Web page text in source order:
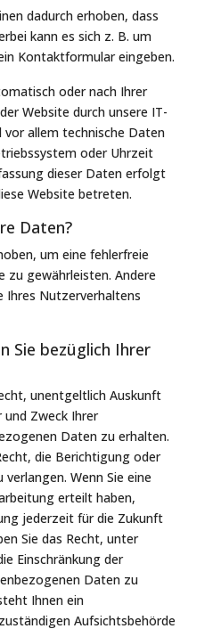
dadurch erhoben, dass
kann es sich z. B. um
Kontaktformular eingeben.
oder nach Ihrer
Website durch unsere IT-
vor allem technische Daten
oder Uhrzeit
dieser Daten erfolgt
Website betreten.
Daten?
um eine fehlerfreie
zu gewährleisten. Andere
Ihres Nutzerverhaltens
Sie bezüglich Ihrer
unentgeltlich Auskunft
Zweck Ihrer
Daten zu erhalten.
die Berichtigung oder
Wenn Sie eine
erteilt haben,
jederzeit für die Zukunft
Sie das Recht, unter
Einschränkung der
Daten zu
Ihnen ein
Aufsichtsbehörde